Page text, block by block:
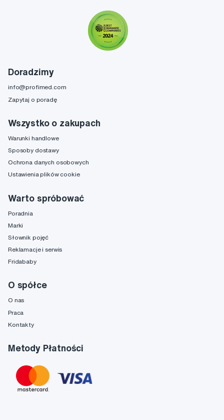
Doradzimy
info@profimed.com
Zapytaj o poradę
Wszystko o zakupach
Warunki handlowe
Sposoby dostawy
Ochrona danych osobowych
Ustawienia plików cookie
Warto spróbować
Poradnia
Marki
Słownik pojęć
Reklamacje i serwis
Fridababy
O spółce
O nas
Praca
Kontakty
Metody Płatności